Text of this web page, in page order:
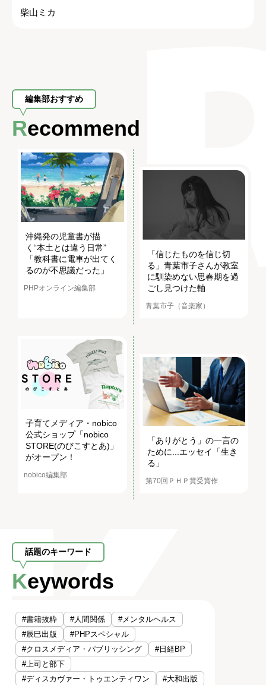
柴山ミカ
編集部おすすめ
Recommend
沖縄発の児童書が描
く“本土とは違う日常”
「教科書に電車が出てく
るのが不思議だった」
PHPオンライン編集部
「信じたものを信じ切
る」青葉市子さんが教室
に馴染めない思春期を過
ごし見つけた軸
青葉市子（音楽家）
子育てメディア・nobico
公式ショップ「nobico
STORE(のびこすとあ)」
がオープン！
nobico編集部
「ありがとう」の一言の
ために...エッセイ「生き
る」
第70回ＰＨＰ賞受賞作
話題のキーワード
Keywords
#書籍抜粋 #人間関係
#メンタルヘルス
#辰巳出版
#PHPスペシャル
#クロスメディア・パブリッシング
#日経BP
#上司と部下
#ディスカヴァー・トゥエンティワン
#大和出版